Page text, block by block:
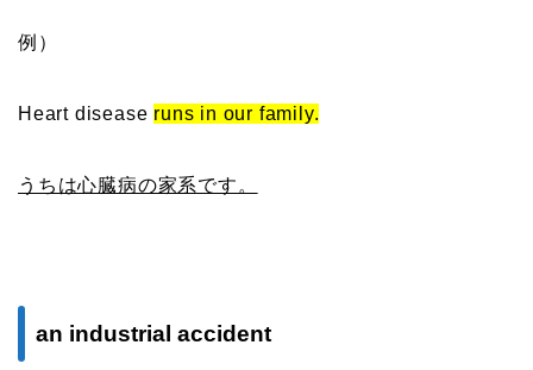
例）
Heart disease runs in our family.
うちは心臓病の家系です。
an industrial accident